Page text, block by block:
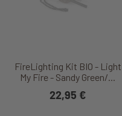
FireLighting Kit BIO - Light
My Fire - Sandy Green/...
22,95 €